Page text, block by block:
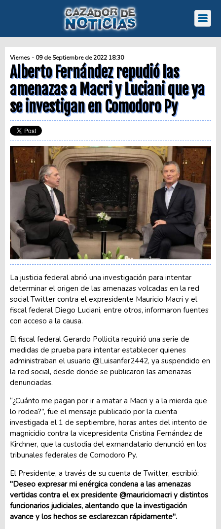
Viernes - 09 de Septiembre de 2022 18:30
Alberto Fernández repudió las
amenazas a Macri y Luciani que ya
se investigan en Comodoro Py
La justicia federal abrió una investigación para intentar
determinar el origen de las amenazas volcadas en la red
social Twitter contra el expresidente Mauricio Macri y el
fiscal federal Diego Luciani, entre otros, informaron fuentes
con acceso a la causa.
El fiscal federal Gerardo Pollicita requirió una serie de
medidas de prueba para intentar establecer quienes
administraban el usuario @Luisanfer2442, ya suspendido en
la red social, desde donde se publicaron las amenazas
denunciadas.
“¿Cuánto me pagan por ir a matar a Macri y a la mierda que
lo rodea?”, fue el mensaje publicado por la cuenta
investigada el 1 de septiembre, horas antes del intento de
magnicidio contra la vicepresidenta Cristina Fernández de
Kirchner, que la custodia del exmandatario denunció en los
tribunales federales de Comodoro Py.
El Presidente, a través de su cuenta de Twitter, escribió:
"Deseo expresar mi enérgica condena a las amenazas
vertidas contra el ex presidente @mauriciomacri y distintos
funcionarios judiciales, alentando que la investigación
avance y los hechos se esclarezcan rápidamente".